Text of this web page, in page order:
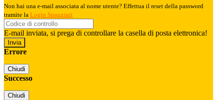
Non hai una e-mail associata al nome utente? Effettua il reset della password
tramite la Login Spaggiari
E-mail inviata, si prega di controllare la casella di posta elettronica!
Errore
Chiudi
Successo
Chiudi